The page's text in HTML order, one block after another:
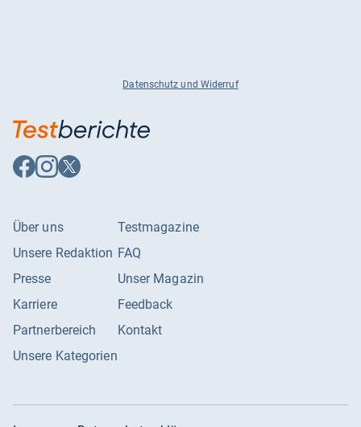
Datenschutz und Widerruf
Auf
Facebook
Auf
Instagram
Auf
X
Über uns
Unsere Redaktion
Presse
Karriere
Partnerbereich
Unsere Kategorien
Testmagazine
FAQ
Unser Magazin
Feedback
Kontakt